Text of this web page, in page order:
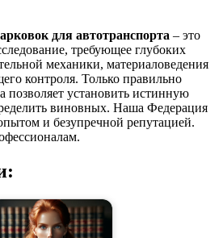
для автотранспорта – это
требующее глубоких
механики, материаловедения
контроля. Только правильно
позволяет установить истинную
виновных. Наша Федерация
и безупречной репутацией.